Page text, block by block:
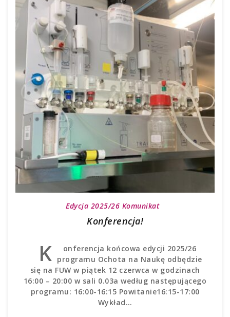
Edycja 2025/26 Komunikat
Konferencja!
K
onferencja końcowa edycji 2025/26
programu Ochota na Naukę odbędzie
się na FUW w piątek 12 czerwca w godzinach
16:00 – 20:00 w sali 0.03a według następującego
programu: 16:00-16:15 Powitanie16:15-17:00
Wykład…